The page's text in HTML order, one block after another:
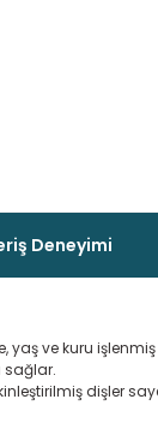
Deneyimi
yaş ve kuru
sağlar.
dişler